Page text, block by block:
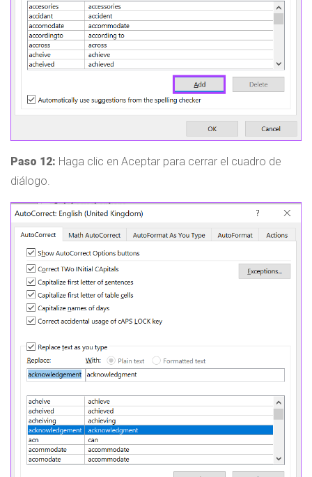
Paso 12: Haga clic en Aceptar para cerrar el cuadro de
diálogo.